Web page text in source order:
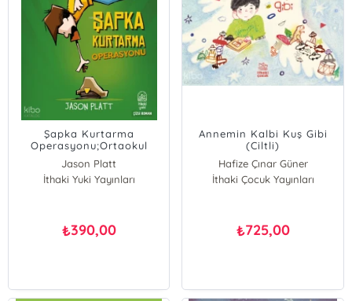
Şapka Kurtarma
Operasyonu;Ortaokul
Talihsizlikleri-2
Jason Platt
İthaki Yuki Yayınları
₺390,00
Annemin Kalbi Kuş Gibi
(Ciltli)
Hafize Çınar Güner
İthaki Çocuk Yayınları
₺725,00